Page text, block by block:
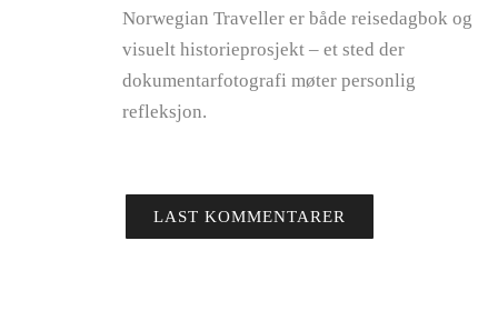
Norwegian Traveller er både reisedagbok og
visuelt historieprosjekt – et sted der
dokumentarfotografi møter personlig
refleksjon.
LAST KOMMENTARER